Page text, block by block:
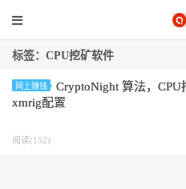
标签：CPU挖矿软件
网上赚钱
CryptoNight 算法，CPU
xmrig配置
阅读(152)